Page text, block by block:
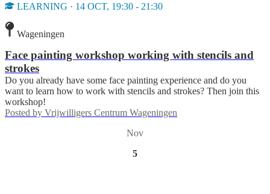
LEARNING · 14 OCT, 19:30 - 21:30
Wageningen
Face painting workshop working with stencils and
strokes
Do you already have some face painting experience and do you
want to learn how to work with stencils and strokes? Then join this
workshop!
Posted by Vrijwilligers Centrum Wageningen
Nov
5